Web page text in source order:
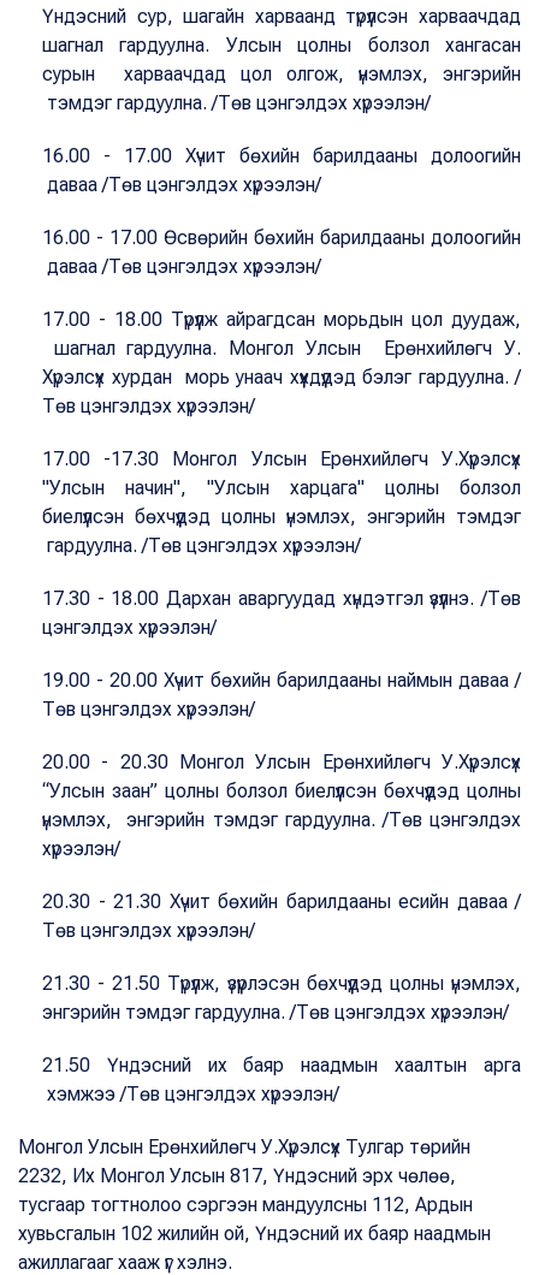
Үндэсний сур, шагайн харваанд түрүүлсэн харваачдад
шагнал гардуулна. Улсын цолны болзол хангасан
сурын харваачдад цол олгож, үнэмлэх, энгэрийн
тэмдэг гардуулна. /Төв цэнгэлдэх хүрээлэн/
16.00 - 17.00 Хүчит бөхийн барилдааны долоогийн
даваа /Төв цэнгэлдэх хүрээлэн/
16.00 - 17.00 Өсвөрийн бөхийн барилдааны долоогийн
даваа /Төв цэнгэлдэх хүрээлэн/
17.00 - 18.00 Түрүүлж айрагдсан морьдын цол дуудаж,
шагнал гардуулна. Монгол Улсын Ерөнхийлөгч У.
Хүрэлсүх хурдан морь унаач хүүхдүүдэд бэлэг гардуулна. /
Төв цэнгэлдэх хүрээлэн/
17.00 -17.30 Монгол Улсын Ерөнхийлөгч У.Хүрэлсүх
"Улсын начин", "Улсын харцага" цолны болзол
биелүүлсэн бөхчүүдэд цолны үнэмлэх, энгэрийн тэмдэг
гардуулна. /Төв цэнгэлдэх хүрээлэн/
17.30 - 18.00 Дархан аваргуудад хүндэтгэл үзүүлнэ. /Төв
цэнгэлдэх хүрээлэн/
19.00 - 20.00 Хүчит бөхийн барилдааны наймын даваа /
Төв цэнгэлдэх хүрээлэн/
20.00 - 20.30 Монгол Улсын Ерөнхийлөгч У.Хүрэлсүх
“Улсын заан” цолны болзол биелүүлсэн бөхчүүдэд цолны
үнэмлэх, энгэрийн тэмдэг гардуулна. /Төв цэнгэлдэх
хүрээлэн/
20.30 - 21.30 Хүчит бөхийн барилдааны есийн даваа /
Төв цэнгэлдэх хүрээлэн/
21.30 - 21.50 Түрүүлж, үзүүрлэсэн бөхчүүдэд цолны үнэмлэх,
энгэрийн тэмдэг гардуулна. /Төв цэнгэлдэх хүрээлэн/
21.50 Үндэсний их баяр наадмын хаалтын арга
хэмжээ /Төв цэнгэлдэх хүрээлэн/
Монгол Улсын Ерөнхийлөгч У.Хүрэлсүх Тулгар төрийн
2232, Их Монгол Улсын 817, Үндэсний эрх чөлөө,
тусгаар тогтнолоо сэргээн мандуулсны 112, Ардын
хувьсгалын 102 жилийн ой, Үндэсний их баяр наадмын
ажиллагааг хааж үг хэлнэ.